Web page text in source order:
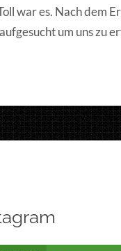
war es. Nach dem
um uns zu